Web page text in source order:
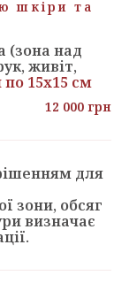
шкіри та
(зона над
живіт,
по 15х15 см
12 000 грн
для
зони, обсяг
визначає